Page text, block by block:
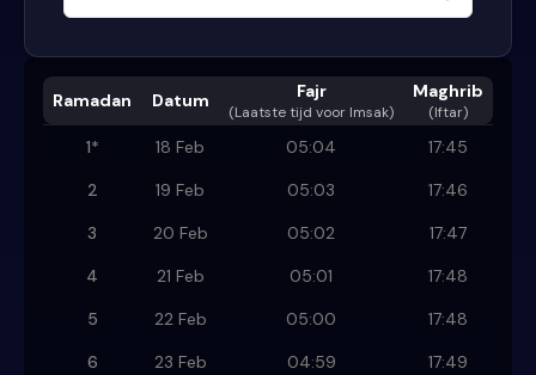
Ramadan Datum Fajr
(Laatste tijd voor Imsak)
Maghrib
(Iftar)
1* 18 Feb 05:04
17:45
2
19 Feb 05:03
17:46
3
20 Feb 05:02
17:47
4
21 Feb 05:01
17:48
5
22 Feb 05:00
17:48
6
23 Feb 04:59
17:49